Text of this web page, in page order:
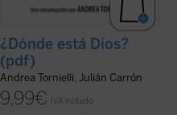
¿Dónde está Dios?
(pdf)
Andrea Tornielli, Julián Carrón
9,99€ IVA incluido